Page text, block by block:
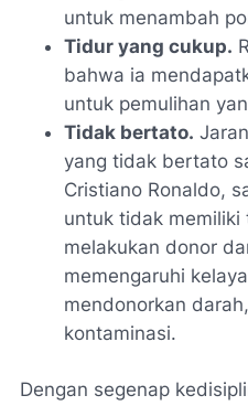
untuk menambah
Tidur yang cukup.
bahwa ia
untuk pemulihan
Tidak bertato.
yang tidak bertato
Cristiano Ronaldo,
untuk tidak memiliki
melakukan donor
memengaruhi
mendonorkan
kontaminasi.
Dengan segenap